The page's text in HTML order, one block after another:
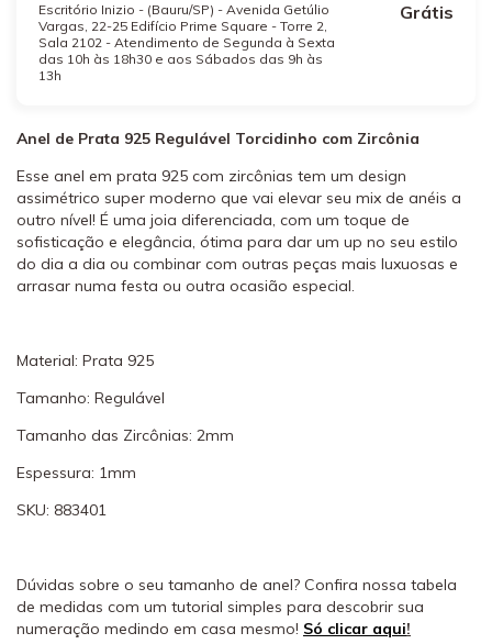
Escritório Inizio - (Bauru/SP) - Avenida Getúlio
Vargas, 22-25 Edifício Prime Square - Torre 2,
Sala 2102 - Atendimento de Segunda à Sexta
das 10h às 18h30 e aos Sábados das 9h às
13h
Grátis
Anel de Prata 925 Regulável Torcidinho com Zircônia
Esse anel em prata 925 com zircônias tem um design
assimétrico super moderno que vai elevar seu mix de anéis a
outro nível! É uma joia diferenciada, com um toque de
sofisticação e elegância, ótima para dar um up no seu estilo
do dia a dia ou combinar com outras peças mais luxuosas e
arrasar numa festa ou outra ocasião especial.
Material: Prata 925
Tamanho: Regulável
Tamanho das Zircônias: 2mm
Espessura: 1mm
SKU: 883401
Dúvidas sobre o seu tamanho de anel? Confira nossa tabela
de medidas com um tutorial simples para descobrir sua
numeração medindo em casa mesmo! Só clicar aqui!